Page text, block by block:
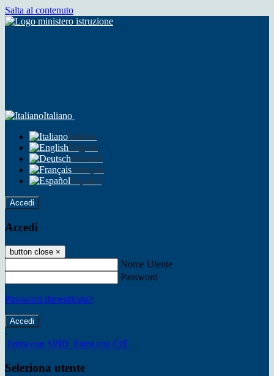
Salta al contenuto
Italiano
Italiano
English
Deutsch
Français
Español
Accedi
Accedi
button close ×
Nome Utente
Password
Password dimenticata?
-
Entra con SPID Entra con CIE
Seleziona utente